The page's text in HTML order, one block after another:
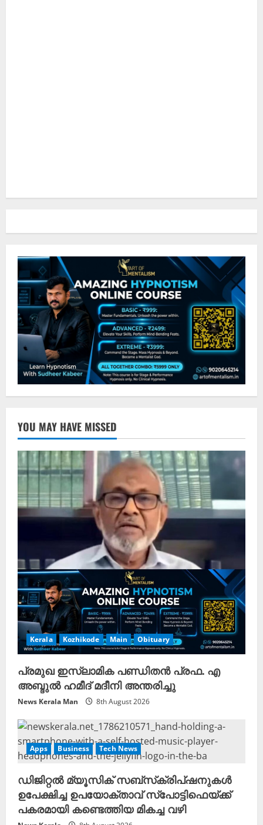
YOU MAY HAVE MISSED
Kerala Kozhikode Main Obituary
പ്രമുഖ ഇസ്‌ലാമിക പണ്ഡിതൻ പ്രഫ. എ
അബ്ദുൽ ഹമീദ് മദീനി അന്തരിച്ചു
News Kerala Man 8th August 2026
Apps Business Tech News
ഡിജിറ്റൽ മ്യൂസിക് സബ്‌സ്‌ക്രിപ്‌ഷനുകൾ
ഉപേക്ഷിച്ച ഉപയോക്താവ് സ്പോട്ടിഫെയ്ക്ക്
പകരമായി കണ്ടെത്തിയ മികച്ച വഴി